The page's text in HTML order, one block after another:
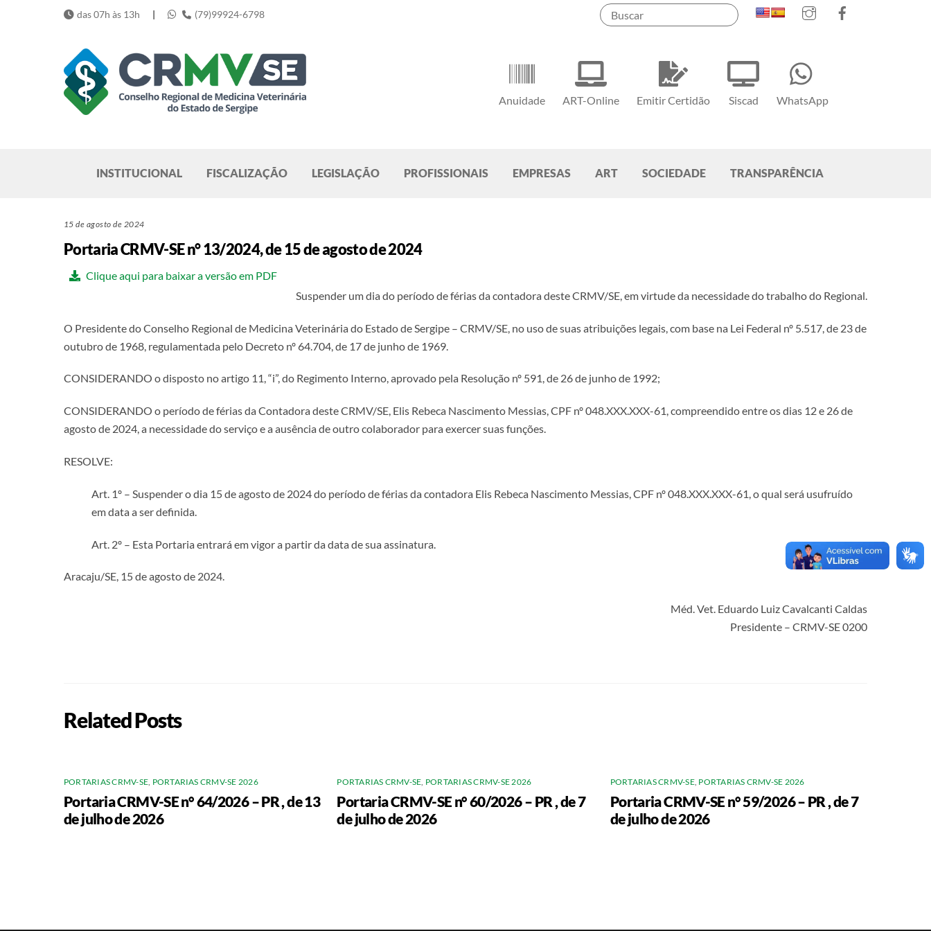
Instagram
Anuidade ART-Online Emitir Certidão Siscad WhatsApp
das 07h às 13h | (79)99924-6798
INSTITUCIONAL FISCALIZAÇÃO LEGISLAÇÃO PROFISSIONAIS EMPRESAS ART SOCIEDADE TRANSPARÊNCIA
15 de agosto de 2024
Portaria CRMV-SE n° 13/2024, de 15 de agosto de 2024
Clique aqui para baixar a versão em PDF
Suspender um dia do período de férias da contadora deste CRMV/SE, em virtude da necessidade do trabalho do Regional.
O Presidente do Conselho Regional de Medicina Veterinária do Estado de Sergipe – CRMV/SE, no uso de suas atribuições legais, com base na Lei Federal nº 5.517, de 23 de
outubro de 1968, regulamentada pelo Decreto nº 64.704, de 17 de junho de 1969.
CONSIDERANDO o disposto no artigo 11, “i”, do Regimento Interno, aprovado pela Resolução nº 591, de 26 de junho de 1992;
CONSIDERANDO o período de férias da Contadora deste CRMV/SE, Elis Rebeca Nascimento Messias, CPF nº 048.XXX.XXX-61, compreendido entre os dias 12 e 26 de
agosto de 2024, a necessidade do serviço e a ausência de outro colaborador para exercer suas funções.
RESOLVE:
Art. 1º – Suspender o dia 15 de agosto de 2024 do período de férias da contadora Elis Rebeca Nascimento Messias, CPF nº 048.XXX.XXX-61, o qual será usufruído
em data a ser definida.
Art. 2º – Esta Portaria entrará em vigor a partir da data de sua assinatura.
Aracaju/SE, 15 de agosto de 2024.
Méd. Vet. Eduardo Luiz Cavalcanti Caldas
Presidente – CRMV-SE 0200
Related Posts
PORTARIAS CRMV-SE PORTARIAS CRMV-SE 2026
Portaria CRMV-SE n° 64/2026 – PR , de 13
de julho de 2026
PORTARIAS CRMV-SE PORTARIAS CRMV-SE 2026
Portaria CRMV-SE n° 60/2026 – PR , de 7
de julho de 2026
PORTARIAS CRMV-SE, PORTARIAS CRMV-SE 2026
Portaria CRMV-SE n° 59/2026 – PR , de 7
de julho de 2026